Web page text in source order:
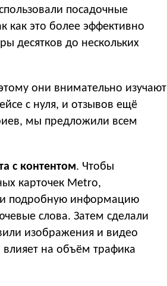
посадочные
как это более эффективно
десятков до нескольких
они внимательно изучают
с нуля, и отзывов ещё
мы предложили всем
с контентом. Чтобы
карточек Metro,
подробную информацию
слова. Затем сделали
изображения и видео
влияет на объём трафика